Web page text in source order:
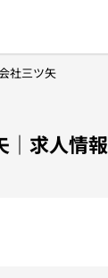
社三ツ矢
｜求人情報